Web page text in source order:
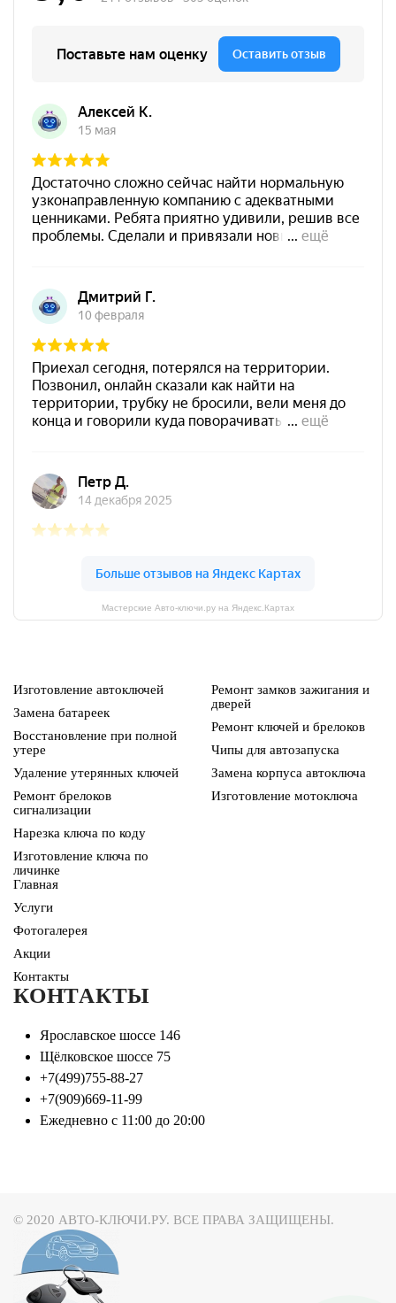
Мастерские Авто-ключи.ру на Яндекс.Картах
Изготовление автоключей
Замена батареек
Восстановление при полной
утере
Удаление утерянных ключей
Ремонт брелоков
сигнализации
Нарезка ключа по коду
Изготовление ключа по
личинке
Ремонт замков зажигания и
дверей
Ремонт ключей и брелоков
Чипы для автозапуска
Замена корпуса автоключа
Изготовление мотоключа
Главная
Услуги
Фотогалерея
Акции
Контакты
КОНТАКТЫ
Ярославское шоссе 146
Щёлковское шоссе 75
+7(499)755-88-27
+7(909)669-11-99
Ежедневно с 11:00 до 20:00
© 2020 АВТО-КЛЮЧИ.РУ. ВСЕ ПРАВА ЗАЩИЩЕНЫ.